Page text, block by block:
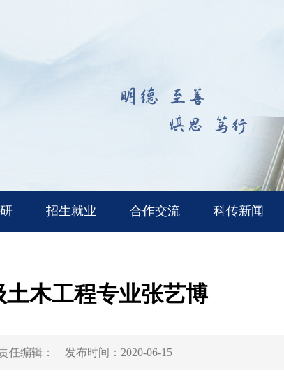
招生就业 合作交流 科传新闻
土木工程专业张艺博
任编辑： 发布时间： 2020-06-15